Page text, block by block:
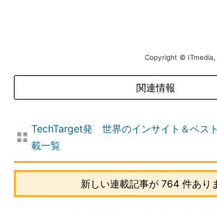
Copyright © ITmedia,
関連情報
TechTarget発 世界のインサイト＆ベス
載一覧
新しい連載記事が 764 件あり